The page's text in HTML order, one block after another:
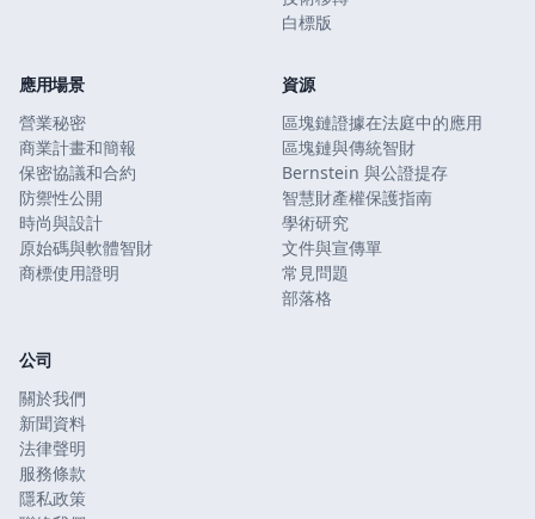
白標版
應用場景
營業秘密
商業計畫和簡報
保密協議和合約
防禦性公開
時尚與設計
原始碼與軟體智財
商標使用證明
資源
區塊鏈證據在法庭中的應用
區塊鏈與傳統智財
Bernstein 與公證提存
智慧財產權保護指南
學術研究
文件與宣傳單
常見問題
部落格
公司
關於我們
新聞資料
法律聲明
服務條款
隱私政策